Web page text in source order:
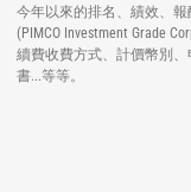
今年以來的排名、績效、
(PIMCO Investment Grade
續費收費方式、計價幣別
書...等等。